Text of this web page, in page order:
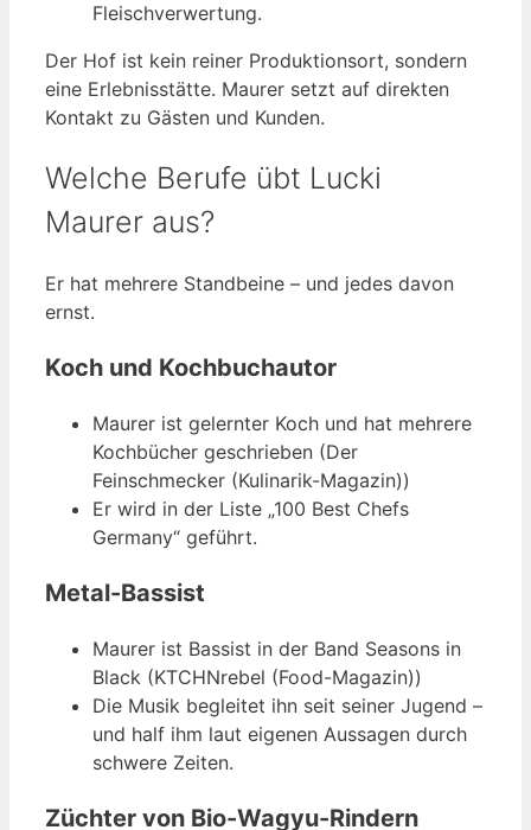
Fleischverwertung.
Der Hof ist kein reiner Produktionsort, sondern
eine Erlebnisstätte. Maurer setzt auf direkten
Kontakt zu Gästen und Kunden.
Welche Berufe übt Lucki
Maurer aus?
Er hat mehrere Standbeine – und jedes davon
ernst.
Koch und Kochbuchautor
Maurer ist gelernter Koch und hat mehrere
Kochbücher geschrieben (Der
Feinschmecker (Kulinarik-Magazin))
Er wird in der Liste „100 Best Chefs
Germany“ geführt.
Metal-Bassist
Maurer ist Bassist in der Band Seasons in
Black (KTCHNrebel (Food-Magazin))
Die Musik begleitet ihn seit seiner Jugend –
und half ihm laut eigenen Aussagen durch
schwere Zeiten.
Züchter von Bio-Wagyu-Rindern